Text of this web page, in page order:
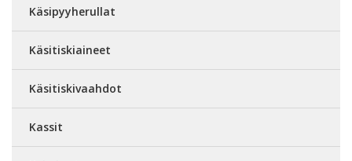
Käsipyyherullat
Käsitiskiaineet
Käsitiskivaahdot
Kassit